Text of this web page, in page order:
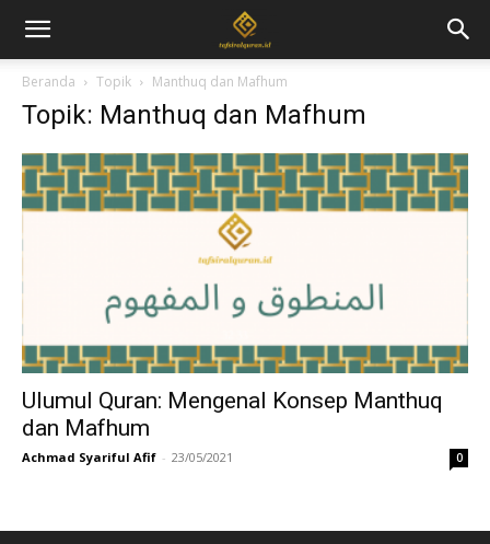
Beranda Topik Manthuq dan Mafhum
Topik: Manthuq dan Mafhum
Ulumul Quran: Mengenal Konsep Manthuq
dan Mafhum
Achmad Syariful Afif - 23/05/2021 0